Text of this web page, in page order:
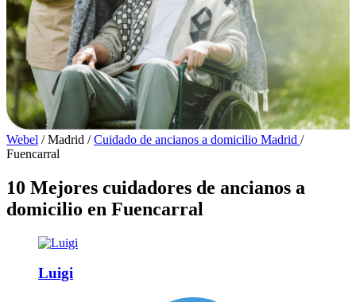
Webel / Madrid / Cuidado de ancianos a domicilio Madrid /
Fuencarral
10 Mejores cuidadores de ancianos a
domicilio en Fuencarral
Luigi